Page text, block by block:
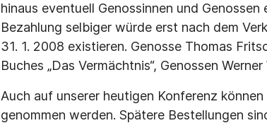
hinaus eventuell Genossinnen und
Bezahlung selbiger würde erst nach dem
31. 1. 2008 existieren. Genosse Thomas
Buches „Das Vermächtnis“, Genossen
Auch auf unserer heutigen Konferenz
genommen werden. Spätere Bestellungen